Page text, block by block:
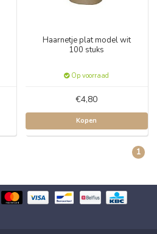
Haarnetje plat model wit
100 stuks
Op voorraad
€4,80
Kopen
1